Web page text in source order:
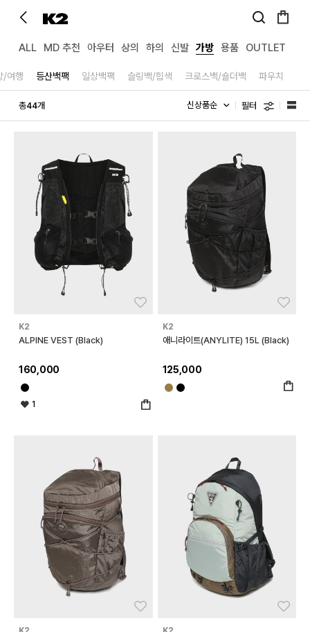
ALL MD 추천 아우터 상의 하의 신발 가방 용품 OUTLET
/여행 등산백팩 일상백팩 슬링백/힙색 크로스백/숄더백 파우치
총44개 필터
K2
ALPINE VEST (Black)
160,000
1
K2
애니라이트(ANYLITE) 15L (Black)
125,000